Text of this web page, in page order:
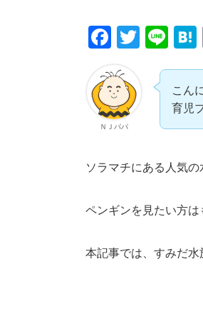
F
c
e
b
o
T
Li
e
ＮＪパパ
こん
育児
ソラマチにある人気の
ペンギンを見たい方は
本記事では、すみだ